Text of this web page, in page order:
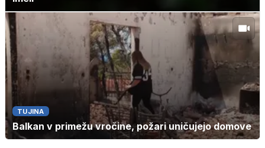
TUJINA
Balkan v primežu vročine, požari uničujejo domove